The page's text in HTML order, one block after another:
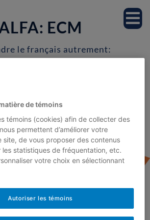
ECM
le français autrement:
de témoins
témoins (cookies) afin de collecter des
permettent d’améliorer votre
site, de vous proposer des contenus
les statistiques de fréquentation, etc.
votre choix en sélectionnant
Autoriser les témoins